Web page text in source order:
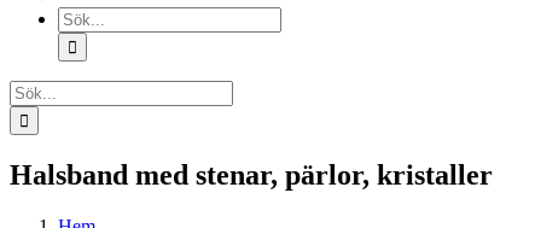
Sök
efter:
Sök
efter:
Halsband med stenar, pärlor, kristaller